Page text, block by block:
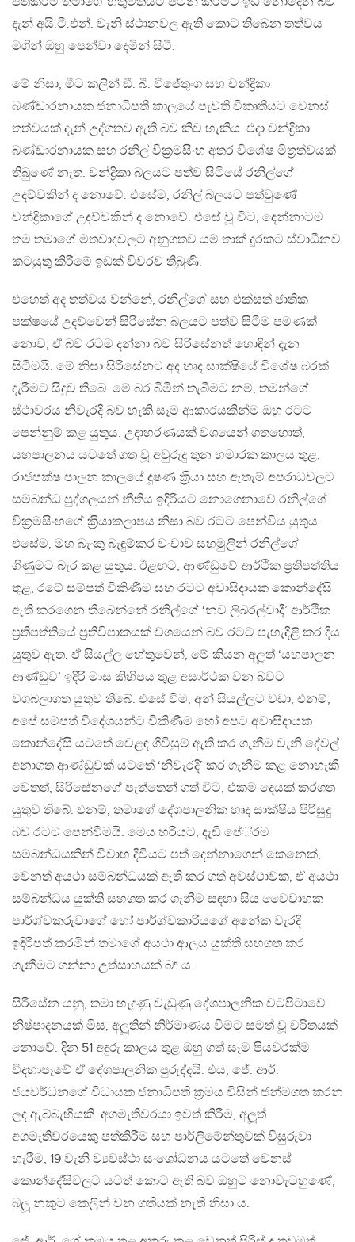
දැන් අයි.ටී.එන්. වැනි ස්ථානවල ඇති කොට තිබෙන තත්වය
මගින් ඔහු පෙන්වා දෙමින් සිටී.
මේ නිසා, මීට කලින් ඞී. බී. විජේතුංග සහ චන්ද්‍රිකා
බණ්ඩාරනායක ජනාධිපති කාලයේ පැවති විකෘතියට වෙනස්
තත්වයක් දැන් උද්ගතව ඇති බව කිව හැකිය. එදා චන්ද්‍රිකා
බණ්ඩාරනායක සහ රනිල් වික‍්‍රමසිංහ අතර විශේෂ මිත‍්‍රත්වයක්
තිබුණේ නැත. චන්ද්‍රිකා බලයට පත්ව සිටියේ රනිල්ගේ
උදව්වකින් ද නොවේ. එසේම, රනිල් බලයට පත්වුණේ
චන්ද්‍රිකාගේ උදව්වකින් ද නොවේ. එසේ වූ විට, දෙන්නාටම
තම තමාගේ මතවාදවලට අනුගතව යම් තාක් දුරකට ස්වාධීනව
කටයුතු කිරීමේ ඉඩක් විවරව තිබුණි.
එහෙත් අද තත්වය වන්නේ, රනිල්ගේ සහ එක්සත් ජාතික
පක්ෂයේ උදව්වෙන් සිරිසේන බලයට පත්ව සිටීම පමණක්
නොව, ඒ බව රටම දන්නා බව සිරිසේනත් හොඳින් දැන
සිටීමයි. මේ නිසා සිරිසේනට අද හෘද සාක්ෂියේ විශේෂ බරක්
දැරීමට සිදුව තිබේ. මේ බර බිමින් තැබීමට නම්, තමන්ගේ
ස්ථාවරය නිවැරදි බව හැකි සෑම ආකාරයකින්ම ඔහු රටට
පෙන්නුම් කළ යුතුය. උදාහරණයක් වශයෙන් ගතහොත්,
යහපාලනය යටතේ ගත වූ අවුරුදු තුන හමාරක කාලය තුළ,
රාජපක්ෂ පාලන කාලයේ දූෂණ ක‍්‍රියා සහ ඇතැම් අපරාධවලට
සම්බන්ධ පුද්ගලයන් නීතිය ඉදිරියට නොගෙනාවේ රනිල්ගේ
වික‍්‍රමසිංහගේ ක‍්‍රියාකලාපය නිසා බව රටට පෙන්විය යුතුය.
එසේම, මහ බැංකු බැඳුම්කර වංචාව සහමුලින් රනිල්ගේ
ගිණුමට බැර කළ යුතුය. ඊළඟට, ආණ්ඩුවේ ආර්ථික ප‍්‍රතිපත්තිය
තුළ, රටේ සම්පත් විකිණීම සහ රටට අවාසිදායක කොන්දේසි
ඇති කරගෙන තිබෙන්නේ රනිල්ගේ ‘නව ලිබරල්වාදී’ ආර්ථික
ප‍්‍රතිපත්තියේ ප‍්‍රතිවිපාකයක් වශයෙන් බව රටට පැහැදිළි කර දිය
යුතුව ඇත. ඒ සියල්ල හේතුවෙන්, මේ කියන අලූත් ‘යහපාලන
ආණ්ඩුව’ ඉදිරි මාස කිහිපය තුළ අසාර්ථක වන බවට
වගබලාගත යුතුව තිබේ. එසේ වීම, අන් සියල්ලට වඩා, එනම්,
අපේ සම්පත් විදේශයන්ට විකිණීම හෝ අපට අවාසිදායක
කොන්දේසි යටතේ වෙළඳ ගිවිසුම් ඇති කර ගැනීම වැනි දේවල්
අනාගත ආණ්ඩුවක් යටතේ ‘නිවැරදි’ කර ගැනීම කළ නොහැකි
වෙතත්, සිරිසේනගේ පැත්තෙන් ගත් විට, එකම දෙයක් කරගත
යුතුව තිබේ. එනම්, තමාගේ දේශපාලනික හෘද සාක්ෂිය පිරිසුදු
බව රටට පෙන්වීමයි. මෙය හරියට, දැඩි පේ‍්‍රම
සම්බන්ධයකින් විවාහ දිවියට පත් දෙන්නාගෙන් කෙනෙක්,
වෙනත් අයථා සම්බන්ධයක් ඇති කර ගත් අවස්ථාවක, ඒ අයථා
සම්බන්ධය යුක්ති සහගත කර ගැනීම සඳහා සිය වෛවාහක
පාර්ශ්වකරුවාගේ හෝ පාර්ශ්වකාරියගේ අනේක වැරදි
ඉදිරිපත් කරමින් තමාගේ අයථා ආලය යුක්ති සහගත කර
ගැනීමට ගන්නා උත්සාහයක් බª ය.
සිරිසේන යනු, තමා හැදුණු වැඩුණු දේශපාලනික වටපිටාවේ
නිෂ්පාදනයක් මිස, අලූතින් නිර්මාණය වීමට සමත් වූ චරිතයක්
නොවේ. දින 51 අඳුරු කාලය තුළ ඔහු ගත් සෑම පියවරක්ම
විදහාපෑවේ ඒ දේශපාලනික පුරුද්දයි. එය, ජේ. ආර්.
ජයවර්ධනගේ විධායක ජනාධිපති ක‍්‍රමය විසින් ජන්මගත කරන
ලද ඇබ්බැහියකි. අගමැතිවරයා ඉවත් කිරීම, අලූත්
අගමැතිවරයෙකු පත්කිරීම සහ පාර්ලිමේන්තුවක් විසුරුවා
හැරීම, 19 වැනි ව්‍යවස්ථා සංශෝධනය යටතේ වෙනස්
කොන්දේසිවලට යටත් කොට ඇති බව ඔහුට නොවැටහුණේ,
බලූ නකුට කෙලින් වන ගතියක් නැති නිසා ය.